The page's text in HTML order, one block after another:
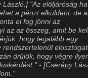
"Az elöljáróság
a pénzt elküldeni, de
el fog jönni az
az az összeg, amit be
hogy legalább egy
örülök, hogy végre
- [Cserépy